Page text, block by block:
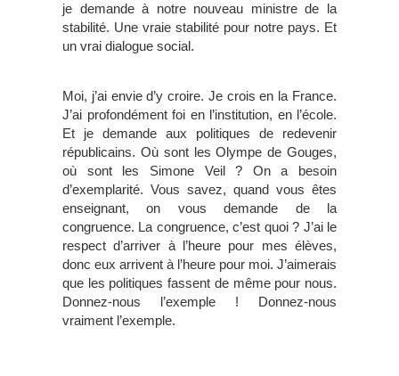
je demande à notre nouveau ministre de la
stabilité. Une vraie stabilité pour notre pays. Et
un vrai dialogue social.
Moi, j’ai envie d’y croire. Je crois en la France.
J’ai profondément foi en l’institution, en l’école.
Et je demande aux politiques de redevenir
républicains. Où sont les Olympe de Gouges,
où sont les Simone Veil ? On a besoin
d’exemplarité. Vous savez, quand vous êtes
enseignant, on vous demande de la
congruence. La congruence, c’est quoi ? J’ai le
respect d’arriver à l’heure pour mes élèves,
donc eux arrivent à l’heure pour moi. J’aimerais
que les politiques fassent de même pour nous.
Donnez-nous l’exemple ! Donnez-nous
vraiment l’exemple.